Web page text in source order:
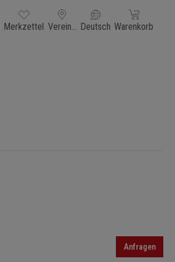
Du hast 0 Produkte auf dem Merkzettel
Merkzettel Vereinigte Staaten von Amerika
Deutsch Warenkorb
Warenkorb
Anfragen